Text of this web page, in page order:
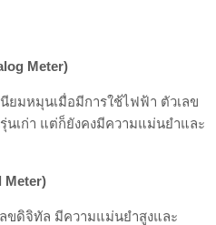
Meter)
ยมหมุนเมื่อมีการใช้ไฟฟ้า ตัวเลข
นเก่า แต่ก็ยังคงมีความแม่นยำและ
Meter)
ขดิจิทัล มีความแม่นยำสูงและ